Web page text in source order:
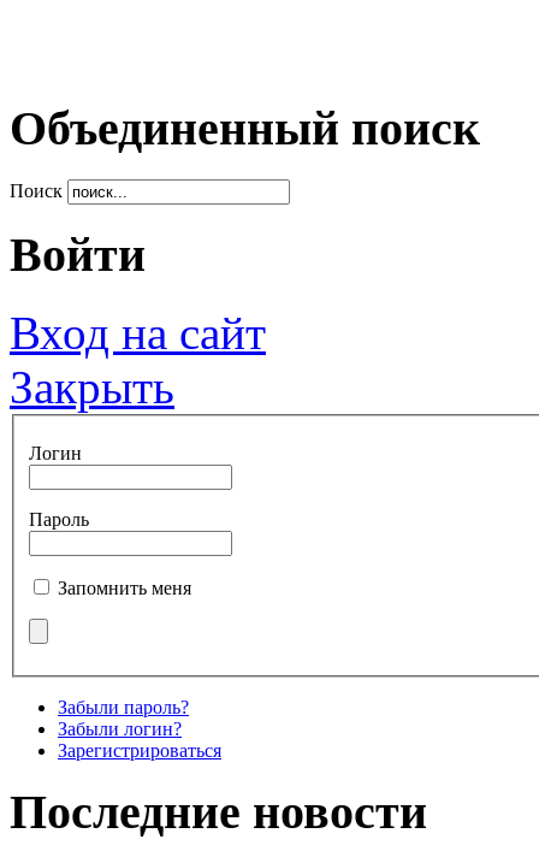
Объединенный поиск
Поиск
Войти
Вход на сайт
Закрыть
Логин
Пароль
Запомнить меня
Забыли пароль?
Забыли логин?
Зарегистрироваться
Последние новости